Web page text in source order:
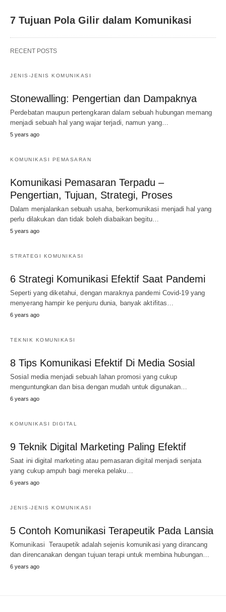
7 Tujuan Pola Gilir dalam Komunikasi
RECENT POSTS
JENIS-JENIS KOMUNIKASI
Stonewalling: Pengertian dan Dampaknya
Perdebatan maupun pertengkaran dalam sebuah hubungan memang
menjadi sebuah hal yang wajar terjadi, namun yang…
5 years ago
KOMUNIKASI PEMASARAN
Komunikasi Pemasaran Terpadu –
Pengertian, Tujuan, Strategi, Proses
Dalam menjalankan sebuah usaha, berkomunikasi menjadi hal yang
perlu dilakukan dan tidak boleh diabaikan begitu…
5 years ago
STRATEGI KOMUNIKASI
6 Strategi Komunikasi Efektif Saat Pandemi
Seperti yang diketahui, dengan maraknya pandemi Covid-19 yang
menyerang hampir ke penjuru dunia, banyak aktifitas…
6 years ago
TEKNIK KOMUNIKASI
8 Tips Komunikasi Efektif Di Media Sosial
Sosial media menjadi sebuah lahan promosi yang cukup
menguntungkan dan bisa dengan mudah untuk digunakan…
6 years ago
KOMUNIKASI DIGITAL
9 Teknik Digital Marketing Paling Efektif
Saat ini digital marketing atau pemasaran digital menjadi senjata
yang cukup ampuh bagi mereka pelaku…
6 years ago
JENIS-JENIS KOMUNIKASI
5 Contoh Komunikasi Terapeutik Pada Lansia
Komunikasi Teraupetik adalah sejenis komunikasi yang dirancang
dan direncanakan dengan tujuan terapi untuk membina hubungan…
6 years ago